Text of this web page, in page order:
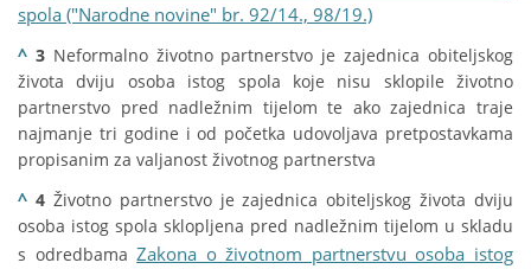
spola ("Narodne novine" br. 92/14., 98/19.)
^ 3Neformalno životno partnerstvo je zajednica obiteljskog
života dviju osoba istog spola koje nisu sklopile životno
partnerstvo pred nadležnim tijelom te ako zajednica traje
najmanje tri godine i od početka udovoljava pretpostavkama
propisanim za valjanost životnog partnerstva
^ 4Životno partnerstvo je zajednica obiteljskog života dviju
osoba istog spola sklopljena pred nadležnim tijelom u skladu
s odredbamaZakona o životnom partnerstvu osoba istog